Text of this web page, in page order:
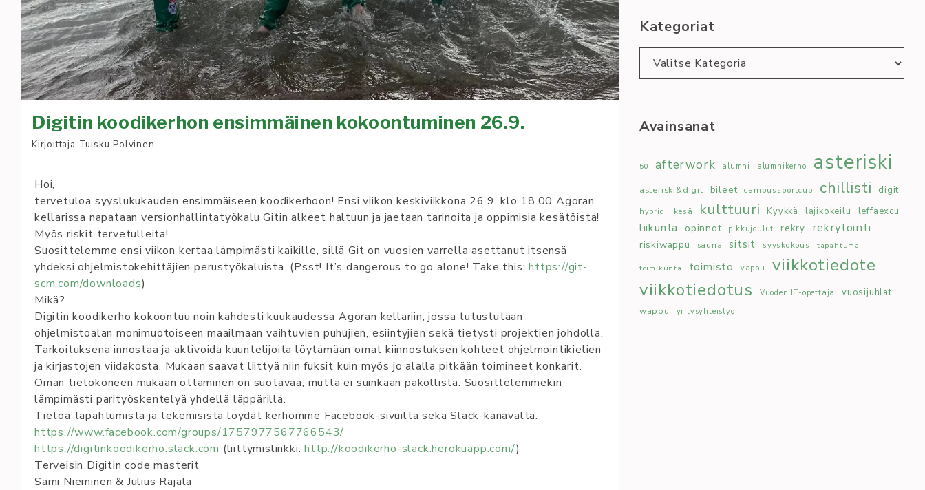
Digitin koodikerhon ensimmäinen kokoontuminen 26.9.
Kirjoittaja Tuisku Polvinen
Hoi,
tervetuloa syyslukukauden ensimmäiseen koodikerhoon! Ensi viikon keskiviikkona 26.9. klo 18.00 Agoran
kellarissa napataan versionhallintatyökalu Gitin alkeet haltuun ja jaetaan tarinoita ja oppimisia kesätöistä!
Myös riskit tervetulleita!
Suosittelemme ensi viikon kertaa lämpimästi kaikille, sillä Git on vuosien varrella asettanut itsensä
yhdeksi ohjelmistokehittäjien perustyökaluista. (Psst! It’s dangerous to go alone! Take this:https://git-
scm.com/downloads)
Mikä?
Digitin koodikerho kokoontuu noin kahdesti kuukaudessa Agoran kellariin, jossa tutustutaan
ohjelmistoalan monimuotoiseen maailmaan vaihtuvien puhujien, esiintyjien sekä tietysti projektien johdolla.
Tarkoituksena innostaa ja aktivoida kuuntelijoita löytämään omat kiinnostuksen kohteet ohjelmointikielien
ja kirjastojen viidakosta. Mukaan saavat liittyä niin fuksit kuin myös jo alalla pitkään toimineet konkarit.
Oman tietokoneen mukaan ottaminen on suotavaa, mutta ei suinkaan pakollista. Suosittelemmekin
lämpimästi parityöskentelyä yhdellä läppärillä.
Tietoa tapahtumista ja tekemisistä löydät kerhomme Facebook-sivuilta sekä Slack-kanavalta:
https://www.facebook.com/groups/1757977567766543/
https://digitinkoodikerho.slack.com (liittymislinkki:http://koodikerho-slack.herokuapp.com/)
Terveisin Digitin code masterit
Sami Nieminen & Julius Rajala
Kategoriat
Kategoriat
Avainsanat
50 afterwork alumni alumnikerho asteriski
asteriski&digit bileet campussportcup chillisti digit
hybridi kesä kulttuuri Kyykkä lajikokeilu leffaexcu
liikunta opinnot pikkujoulut rekry rekrytointi
riskiwappu sauna sitsit syyskokous tapahtuma
toimikunta toimisto vappu
viikkotiedote
viikkotiedotus
Vuoden IT-opettaja vuosijuhlat
wappu yritysyhteistyö